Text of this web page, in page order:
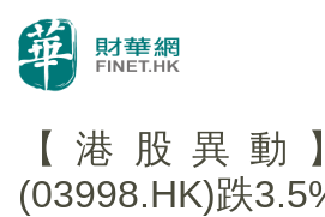
【港股異動
(03998.HK)跌